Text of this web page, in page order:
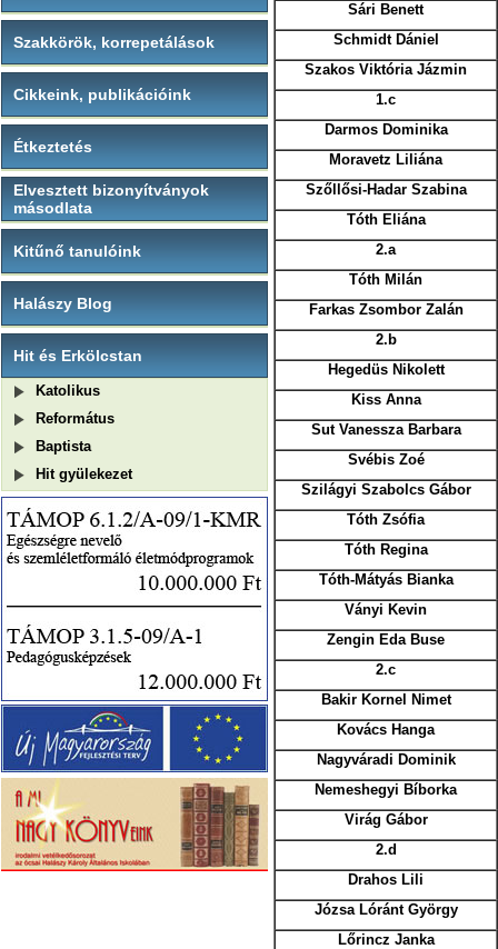
Szakkörök, korrepetálások
Cikkeink, publikációink
Étkeztetés
Elvesztett bizonyítványok
másodlata
Kitűnő tanulóink
Halászy Blog
Hit és Erkölcstan
Katolikus
Református
Baptista
Hit gyülekezet
Sári Benett
Schmidt Dániel
Szakos Viktória Jázmin
1.c
Darmos Dominika
Moravetz Liliána
Szőllősi-Hadar Szabina
Tóth Eliána
2.a
Tóth Milán
Farkas Zsombor Zalán
2.b
Hegedüs Nikolett
Kiss Anna
Sut Vanessza Barbara
Svébis Zoé
Szilágyi Szabolcs Gábor
Tóth Zsófia
Tóth Regina
Tóth-Mátyás Bianka
Ványi Kevin
Zengin Eda Buse
2.c
Bakir Kornel Nimet
Kovács Hanga
Nagyváradi Dominik
Nemeshegyi Bíborka
Virág Gábor
2.d
Drahos Lili
Józsa Lóránt György
Lőrincz Janka